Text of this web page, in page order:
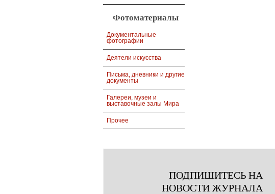
Фотоматериалы
Документальные
фотографии
Деятели искусства
Письма, дневники и другие
документы
Галереи, музеи и
выставочные залы Мира
Прочее
ПОДПИШИТЕСЬ НА
НОВОСТИ ЖУРНАЛА